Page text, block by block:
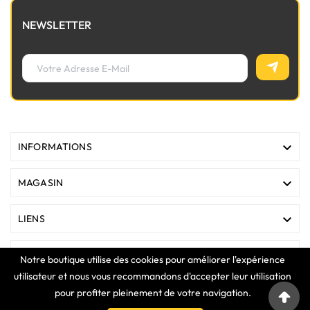
Notre boutique utilise des cookies pour améliorer l'expérience
utilisateur et nous vous recommandons d'accepter leur utilisation
pour profiter pleinement de votre navigation.
NEWSLETTER
INFORMATIONS 
MAGASIN 
LIENS 
VOTRE COMPTE 